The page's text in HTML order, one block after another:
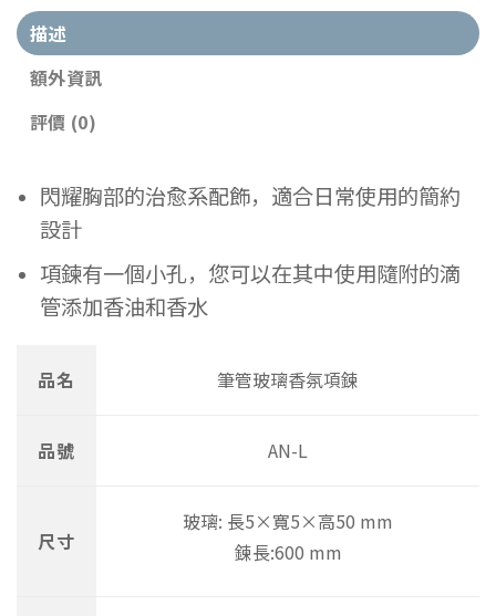
描述
額外資訊
評價 (0)
閃耀胸部的治愈系配飾，適合日常使用的簡約
設計
項鍊有一個小孔，您可以在其中使用隨附的滴
管添加香油和香水
品名 筆管玻璃香氛項鍊
品號 AN-L
尺寸
玻璃: 長5×寬5×高50 mm
鍊長:600 mm